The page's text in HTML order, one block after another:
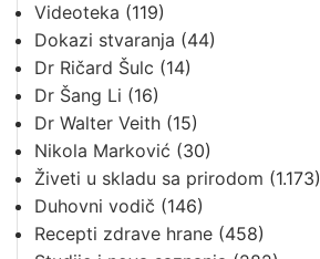
Videoteka (119)
Dokazi stvaranja (44)
Dr Ričard Šulc (14)
Dr Šang Li (16)
Dr Walter Veith (15)
Nikola Marković (30)
Živeti u skladu sa prirodom (1.173)
Duhovni vodič (146)
Recepti zdrave hrane (458)